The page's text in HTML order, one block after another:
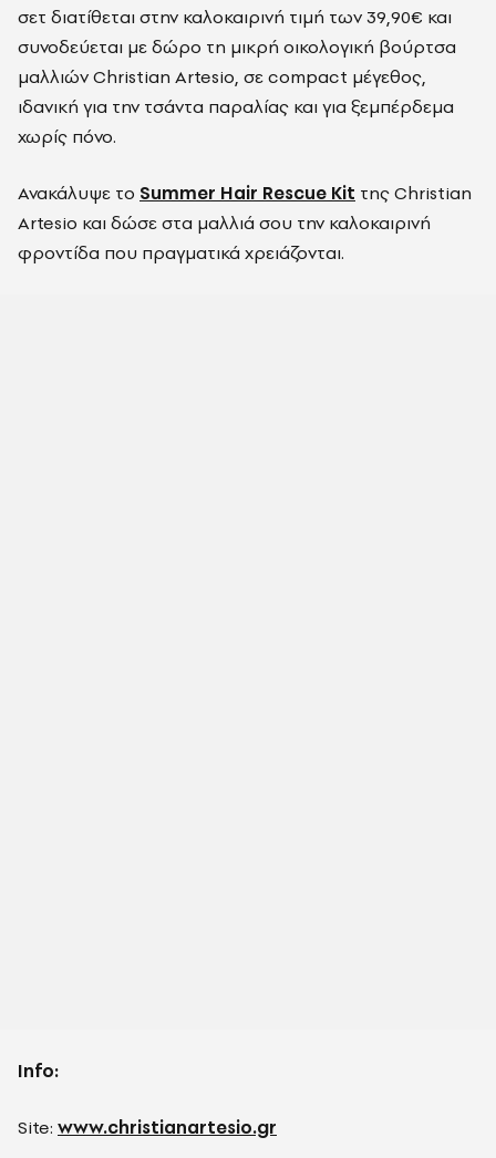
σετ διατίθεται στην καλοκαιρινή τιμή των 39,90€ και
συνοδεύεται με δώρο τη μικρή οικολογική βούρτσα
μαλλιών Christian Artesio, σε compact μέγεθος,
ιδανική για την τσάντα παραλίας και για ξεμπέρδεμα
χωρίς πόνο.
Ανακάλυψε το Summer Hair Rescue Kit της Christian
Artesio και δώσε στα μαλλιά σου την καλοκαιρινή
φροντίδα που πραγματικά χρειάζονται.
Info:
Site: www.christianartesio.gr